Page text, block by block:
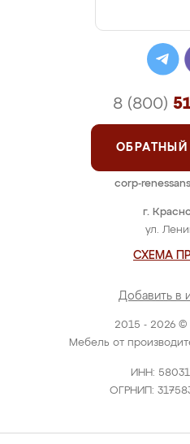
2015 - 2026 ©
Мебель от
ИНН:
ОГРНИП:
г.
ул.
СХЕМА
Добавить в
8 (800)
corp-